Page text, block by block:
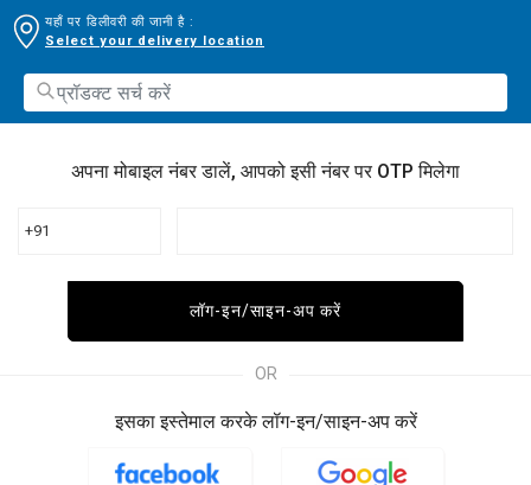
यहाँ पर डिलीवरी की जानी है :
Select your delivery location
अपना मोबाइल नंबर डालें, आपको इसी नंबर पर OTP मिलेगा
+91
लॉग-इन/साइन-अप करें
OR
इसका इस्तेमाल करके लॉग-इन/साइन-अप करें